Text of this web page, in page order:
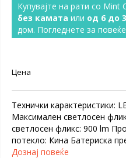
Купувајте на рати со Mint
без камата или од 6 до
дом. Погледнете за
Цена
Технички карактеристики:
Мaксимален светлосен
светлосен фликс: 900 lm
потекло: Кина Батериска
Дознај повеќе